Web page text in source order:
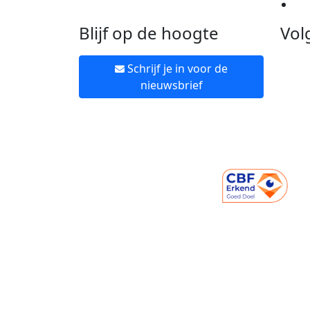
Blijf op de hoogte
Schrijf je in voor de
nieuwsbrief